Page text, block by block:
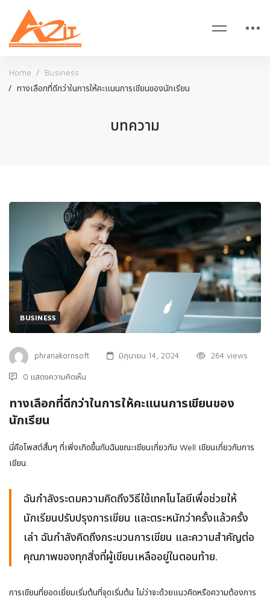
Home
Business
ทางเลือกที่ดีกว่าในการให้คะแนนการเขียนของนักเรียน
บทความ
BUSINESS
phranakornsoft มิถุนายน 14, 2024 264 views
0 แสดงความคิดเห็น
ทางเลือกที่ดีกว่าในการให้คะแนนการเขียนของ
นักเรียน
นี่คือโพสต์สั้นๆ ที่เพิ่งเกิดขึ้นกับฉันขณะเขียนเกี่ยวกับ Well เขียนเกี่ยวกับการ
เขียน.
ฉันกําลังระดมความคิดถึงวิธีใช้เทคโนโลยีเพื่อช่วยให้
นักเรียนปรับปรุงการเขียน และตระหนักว่าครั้งแล้วครั้ง
เล่า ฉันกําลังคิดถึงกระบวนการเขียน และความสําคัญต่อ
คุณภาพของทุกสิ่งที่ผู้เขียนเหลืออยู่ในตอนท้าย.
การเขียนที่ยอดเยี่ยมเริ่มต้นที่จุดเริ่มต้น ไม่ว่าจะด้วยแนวคิดหรือความต้องการ